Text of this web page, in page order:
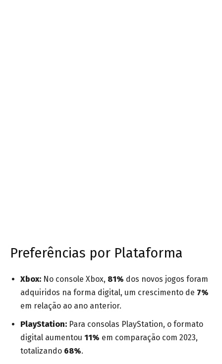
Preferências por Plataforma
Xbox: No console Xbox, 81% dos novos jogos foram
adquiridos na forma digital, um crescimento de 7%
em relação ao ano anterior.
PlayStation: Para consolas PlayStation, o formato
digital aumentou 11% em comparação com 2023,
totalizando 68%.